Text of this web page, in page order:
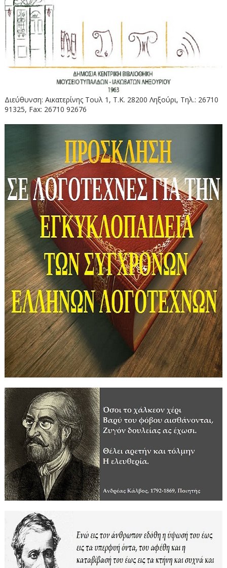
Διεύθυνση: Αικατερίνης Τουλ 1, Τ.Κ. 28200 Ληξούρι, Τηλ.: 26710
91325, Fax: 26710 92676